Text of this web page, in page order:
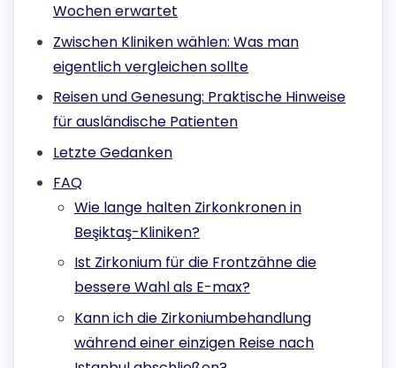
Wochen erwartet
Zwischen Kliniken wählen: Was man
eigentlich vergleichen sollte
Reisen und Genesung: Praktische Hinweise
für ausländische Patienten
Letzte Gedanken
FAQ
Wie lange halten Zirkonkronen in
Beşiktaş-Kliniken?
Ist Zirkonium für die Frontzähne die
bessere Wahl als E-max?
Kann ich die Zirkoniumbehandlung
während einer einzigen Reise nach